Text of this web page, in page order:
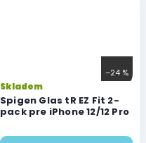
–24 %
Spigen Glas tR EZ Fit 2-
pack pre iPhone 12/12 Pro
Skladem